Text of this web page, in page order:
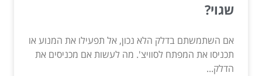
שגוי?
אם השתמשתם בדלק הלא נכון, אל תפעילו את המנוע או
תכניסו את המפתח לסוויצ'. מה לעשות אם מכניסים את
הדלק...